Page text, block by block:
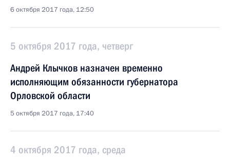
6 октября 2017 года, 12:50
5 октября 2017 года, четверг
Андрей Клычков назначен временно
исполняющим обязанности губернатора
Орловской области
5 октября 2017 года, 17:40
4 октября 2017 года, среда